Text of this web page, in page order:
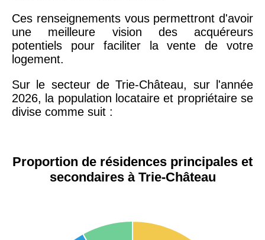
Ces renseignements vous permettront d'avoir
une meilleure vision des acquéreurs
potentiels pour faciliter la vente de votre
logement.
Sur le secteur de Trie-Château, sur l'année
2026, la population locataire et propriétaire se
divise comme suit :
Proportion de résidences principales et
secondaires à Trie-Château